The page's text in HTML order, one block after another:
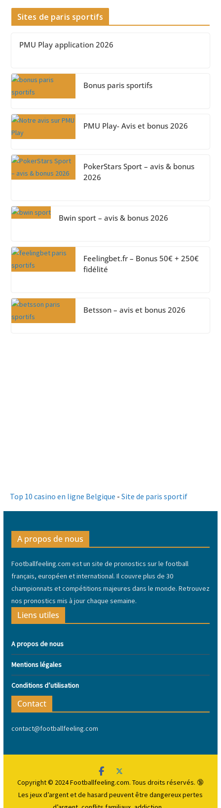
Sites de paris sportifs
PMU Play application 2026
Bonus paris sportifs
PMU Play- Avis et bonus 2026
PokerStars Sport – avis & bonus
2026
Bwin sport – avis & bonus 2026
Feelingbet.fr – Bonus 50€ + 250€
fidélité
Betsson – avis et bonus 2026
Top 10 casino en ligne Belgique - Site de paris sportif
A propos de nous
Footballfeeling.com est un site de pronostics sur le football
français, européen et international. Il couvre plus de 30
championnats et compétitions majeures dans le monde. Retrouvez
nos pronostics mis à jour chaque semaine.
Liens utiles
A propos de nous
Mentions légales
Conditions d’utilisation
Contact
contact@footballfeeling.com
Copyright © 2024 Footballfeeling.com. Tous droits réservés. 🔞
Les jeux d’argent et de hasard peuvent être dangereuxpertes